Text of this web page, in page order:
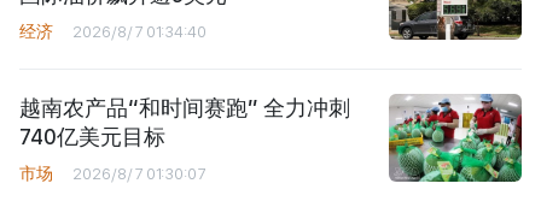
经济 2026/8/7 01:34:40
越南农产品“和时间赛跑” 全力冲刺
740亿美元目标
市场 2026/8/7 01:30:07